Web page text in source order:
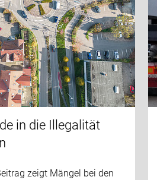
in die Illegalität
zeigt Mängel bei den